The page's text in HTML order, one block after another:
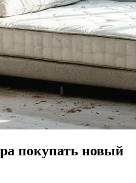
покупать новый